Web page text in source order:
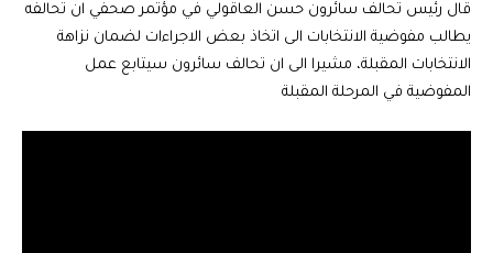
قال رئيس تحالف سائرون حسن العاقولي في مؤتمر صحفي ان تحالفه
يطالب مفوضية الانتخابات الى اتخاذ بعض الاجراءات لضمان نزاهة
الانتخابات المقبلة، مشيرا الى ان تحالف سائرون سيتابع عمل
المفوضية في المرحلة المقبلة